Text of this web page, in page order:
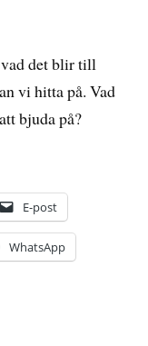
det blir till
vi hitta på. Vad
bjuda på?
E-post
WhatsApp